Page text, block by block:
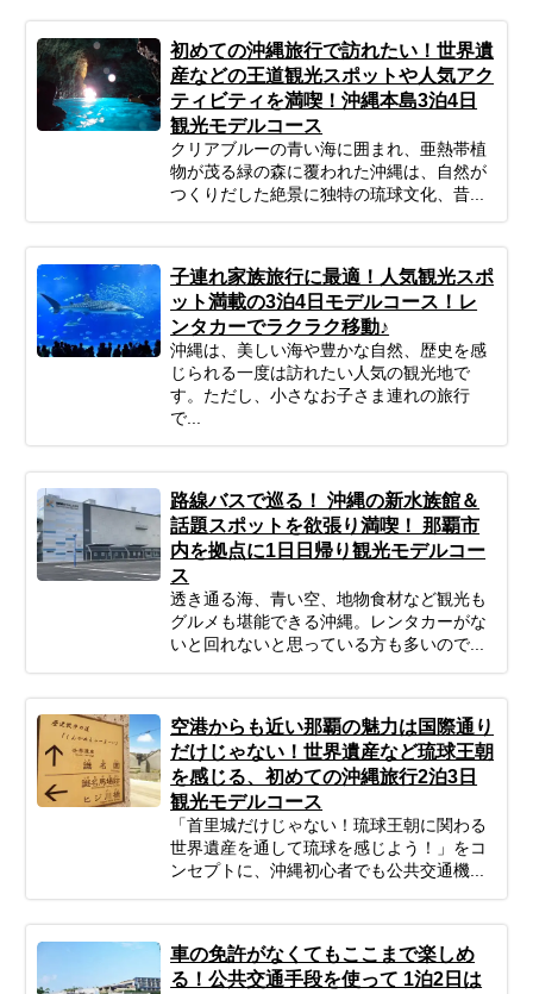
初めての沖縄旅行で訪れたい！世界遺
産などの王道観光スポットや人気アク
ティビティを満喫！沖縄本島3泊4日
観光モデルコース
クリアブルーの青い海に囲まれ、亜熱帯植
物が茂る緑の森に覆われた沖縄は、自然が
つくりだした絶景に独特の琉球文化、昔...
子連れ家族旅行に最適！人気観光スポ
ット満載の3泊4日モデルコース！レ
ンタカーでラクラク移動♪
沖縄は、美しい海や豊かな自然、歴史を感
じられる一度は訪れたい人気の観光地で
す。ただし、小さなお子さま連れの旅行
で...
路線バスで巡る！ 沖縄の新水族館＆
話題スポットを欲張り満喫！ 那覇市
内を拠点に1日日帰り観光モデルコー
ス
透き通る海、青い空、地物食材など観光も
グルメも堪能できる沖縄。レンタカーがな
いと回れないと思っている方も多いので...
空港からも近い那覇の魅力は国際通り
だけじゃない！世界遺産など琉球王朝
を感じる、初めての沖縄旅行2泊3日
観光モデルコース
「首里城だけじゃない！琉球王朝に関わる
世界遺産を通して琉球を感じよう！」をコ
ンセプトに、沖縄初心者でも公共交通機...
車の免許がなくてもここまで楽しめ
る！公共交通手段を使って 1泊2日は